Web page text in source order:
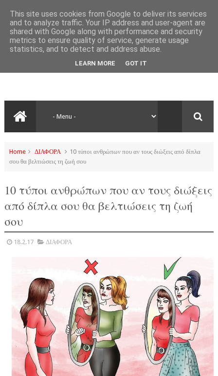
Home ΔΙΑΦΟΡΑ
10 τύποι ανθρώπων που αν τους διώξεις από δίπλα
σου θα βελτιώσεις τη ζωή σου
10 τύποι ανθρώπων που αν τους διώξεις
από δίπλα σου θα βελτιώσεις τη ζωή
σου
18.2.17 ΔΙΑΦΟΡΑ
This site uses cookies from Google to deliver its services
and to analyze traffic. Your IP address and user-agent are
shared with Google along with performance and security
metrics to ensure quality of service, generate usage
statistics, and to detect and address abuse.
LEARN MORE GOT IT